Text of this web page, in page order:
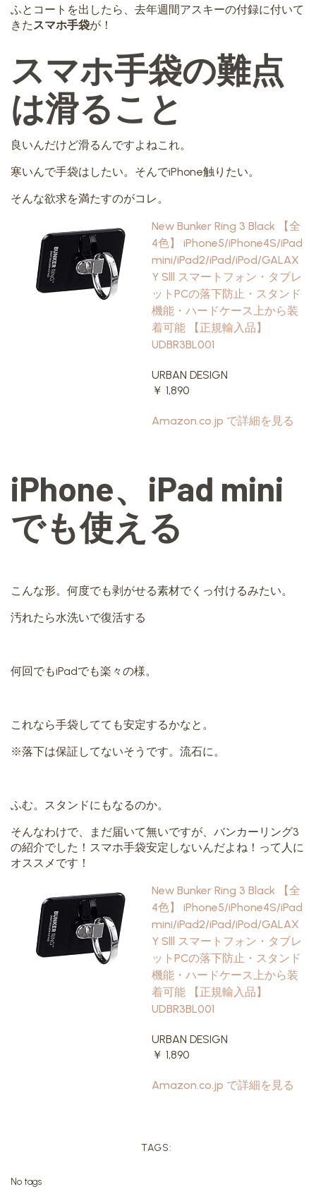
ふとコートを出したら、去年週間アスキーの付録に付いて
きたスマホ手袋が！
スマホ手袋の難点
は滑ること
良いんだけど滑るんですよねこれ。
寒いんで手袋はしたい。そんでiPhone触りたい。
そんな欲求を満たすのがコレ。
New Bunker Ring 3 Black 【全
4色】 iPhone5/iPhone4S/iPad
mini/iPad2/iPad/iPod/GALAX
Y Slll スマートフォン・タブレ
ットPCの落下防止・スタンド
機能・ハードケース上から装
着可能 【正規輸入品】
UDBR3BL001
URBAN DESIGN
￥ 1,890
Amazon.co.jp で詳細を見る
iPhone、iPad mini
でも使える
こんな形。何度でも剥がせる素材でくっ付けるみたい。
汚れたら水洗いで復活する
何回でもiPadでも楽々の様。
これなら手袋してても安定するかなと。
※落下は保証してないそうです。流石に。
ふむ。スタンドにもなるのか。
そんなわけで、まだ届いて無いですが、バンカーリング3
の紹介でした！スマホ手袋安定しないんだよね！って人に
オススメです！
New Bunker Ring 3 Black 【全
4色】 iPhone5/iPhone4S/iPad
mini/iPad2/iPad/iPod/GALAX
Y Slll スマートフォン・タブレ
ットPCの落下防止・スタンド
機能・ハードケース上から装
着可能 【正規輸入品】
UDBR3BL001
URBAN DESIGN
￥ 1,890
Amazon.co.jp で詳細を見る
TAGS:
No tags